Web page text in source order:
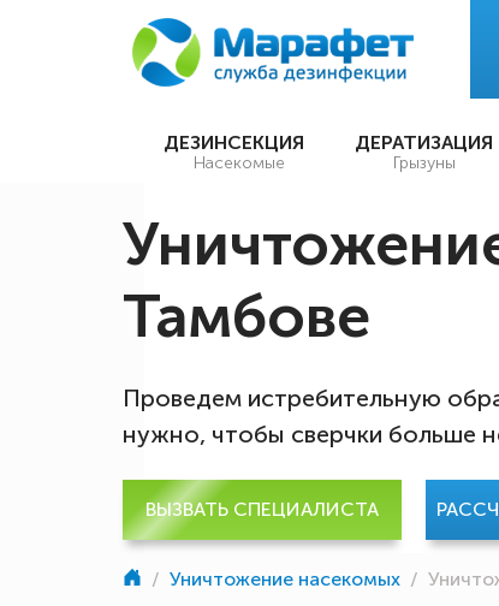
ДЕЗИНСЕКЦИЯ
Насекомые
ДЕРАТИЗАЦИЯ
Грызуны
Тамбове
Проведем истребительную
нужно, чтобы сверчки больше
ВЫЗВАТЬ СПЕЦИАЛИСТА
/ Уничтожение насекомых /